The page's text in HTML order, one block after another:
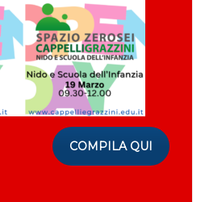
COMPILA QUI